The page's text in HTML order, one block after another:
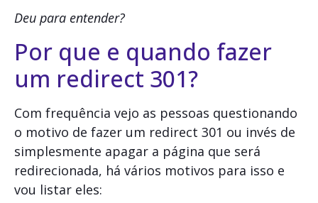
Deu para entender?
Por que e quando fazer
um redirect 301?
Com frequência vejo as pessoas questionando
o motivo de fazer um redirect 301 ou invés de
simplesmente apagar a página que será
redirecionada, há vários motivos para isso e
vou listar eles: